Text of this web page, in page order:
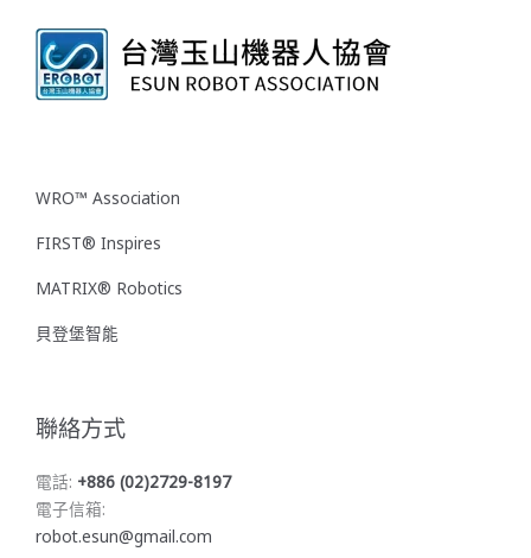
WRO™ Association
FIRST® Inspires
MATRIX® Robotics
貝登堡智能
聯絡方式
電話: +886 (02)2729-8197
電子信箱:
robot.esun@gmail.com